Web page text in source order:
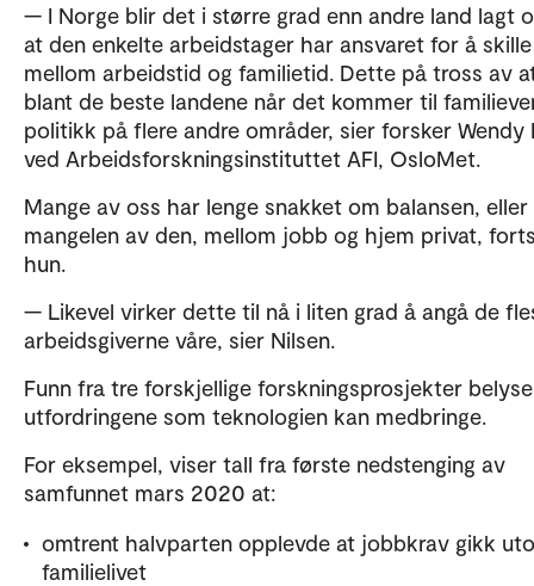
— I Norge blir det i større grad enn andre land lagt
at den enkelte arbeidstager har ansvaret for å skille
mellom arbeidstid og familietid. Dette på tross av
blant de beste landene når det kommer til
politikk på flere andre områder, sier forsker Wendy
ved Arbeidsforskningsinstituttet AFI, OsloMet.
Mange av oss har lenge snakket om balansen, eller
mangelen av den, mellom jobb og hjem privat,
hun.
— Likevel virker dette til nå i liten grad å angå de
arbeidsgiverne våre, sier Nilsen.
Funn fra tre forskjellige forskningsprosjekter
utfordringene som teknologien kan medbringe.
For eksempel, viser tall fra første nedstenging av
samfunnet mars 2020 at:
omtrent halvparten opplevde at jobbkrav gikk
familielivet